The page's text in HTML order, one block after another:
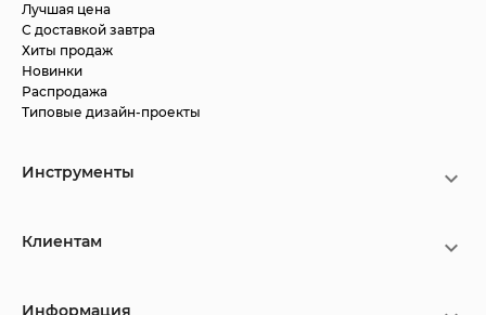
Лучшая цена
С доставкой завтра
Хиты продаж
Новинки
Распродажа
Типовые дизайн-проекты
Инструменты
Клиентам
Информация